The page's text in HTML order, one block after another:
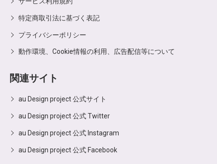
特定商取引法に基づく表記
プライバシーポリシー
動作環境、Cookie情報の利用、広告配信等について
関連サイト
au Design project 公式サイト
au Design project 公式 Twitter
au Design project 公式 Instagram
au Design project 公式 Facebook